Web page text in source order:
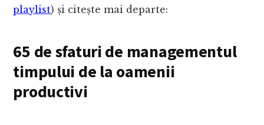
playlist) și citește mai departe:
65 de sfaturi de managementul
timpului de la oamenii
productivi